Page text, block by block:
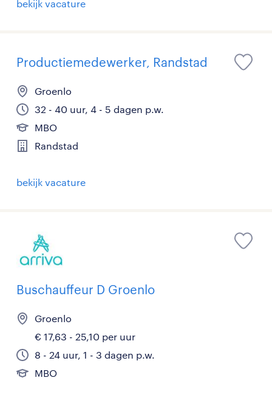
bekijk vacature
Productiemedewerker, Randstad
Groenlo
32 - 40 uur, 4 - 5 dagen p.w.
MBO
Randstad
bekijk vacature
Buschauffeur D Groenlo
Groenlo
€ 17,63 - 25,10 per uur
8 - 24 uur, 1 - 3 dagen p.w.
MBO